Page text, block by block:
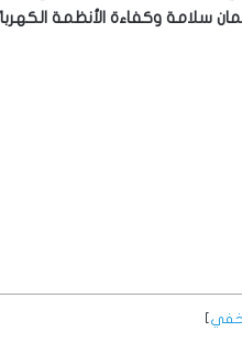
سلامة وكفاءة الأنظمة
أخفي]